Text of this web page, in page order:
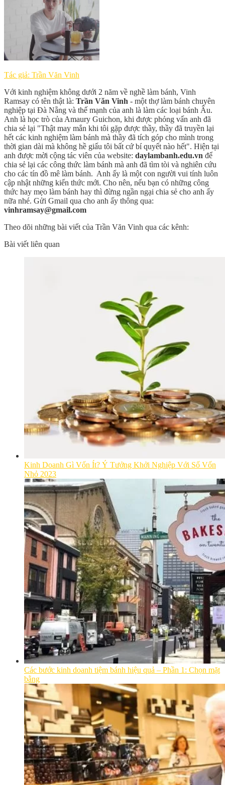
Tác giả: Trần Văn Vinh
Với kinh nghiệm không dưới 2 năm về nghề làm bánh, Vinh
Ramsay có tên thật là: Trần Văn Vinh - một thợ làm bánh chuyên
nghiệp tại Đà Nẵng và thế mạnh của anh là làm các loại bánh Âu.
Anh là học trò của Amaury Guichon, khi được phỏng vấn anh đã
chia sẻ lại "Thật may mắn khi tôi gặp được thầy, thầy đã truyền lại
hết các kinh nghiệm làm bánh mà thầy đã tích góp cho mình trong
thời gian dài mà không hề giấu tôi bất cứ bí quyết nào hết". Hiện tại
anh được mời cộng tác viên của website: daylambanh.edu.vn để
chia sẻ lại các công thức làm bánh mà anh đã tìm tòi và nghiên cứu
cho các tín đồ mê làm bánh. Anh ấy là một con người vui tính luôn
cập nhật những kiến thức mới. Cho nên, nếu bạn có những công
thức hay mẹo làm bánh hay thì đừng ngần ngại chia sẻ cho anh ấy
nữa nhé. Gửi Gmail qua cho anh ấy thông qua:
vinhramsay@gmail.com
Theo dõi những bài viết của Trần Văn Vinh qua các kênh:
Bài viết liên quan
Kinh Doanh Gì Vốn Ít? Ý Tưởng Khởi Nghiệp Với Số Vốn
Nhỏ 2023
Các bước kinh doanh tiệm bánh hiệu quả – Phần 1: Chọn mặt
bằng